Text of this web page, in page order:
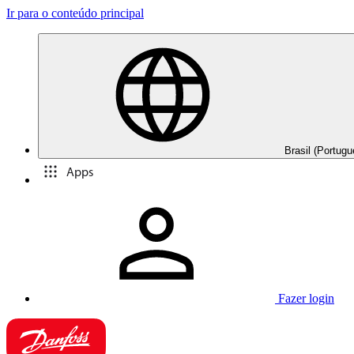
Ir para o conteúdo principal
Brasil
Apps
Fazer login